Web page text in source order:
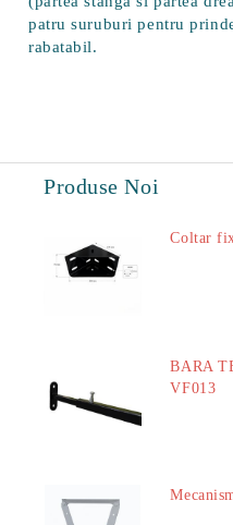
patru suruburi pentru
rabatabil.
Produse Noi
Coltar
BARA
VF013